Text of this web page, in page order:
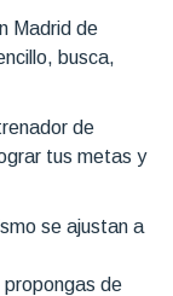
Madrid de
busca,
de
tus metas y
se ajustan a
propongas de